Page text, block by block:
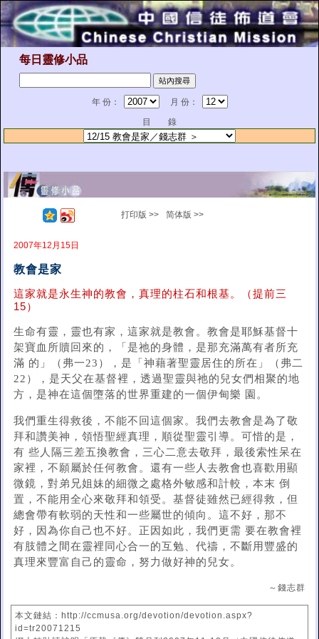
每日靈修小品
年 份：
月 份：
目 錄
打印版 >> 简体版 >>
2007年12月15日
教會是家
這家就是永生神的教會，真理的柱石和根基。（提前三
15）
生命有靈，靈也有家，這家就是教會。教會是耶穌基督十
架寶血所贖回來的，「是祂的身體，是那充滿萬有者所充
滿 的」（弗一23），是「神藉著聖靈居住的所在」（弗二
22），是天父在基督裡，透過聖靈與祂的兒女們相聚的地
方，是神在這個墮落的世界重建的一個伊甸樂 園。
我們重生得救後，不能不回這個家。我們去教會是為了敬
拜和讚美神，領悟聖經真理，順從聖靈引導。可惜的是，
有 些人隔三差五換教會，三心二意去敬拜，最後索性呆在
家裡，不願屬於任何教會。還有一些人去教會也喜歡用顯
微鏡，對弟兄姐妹的細微之處格外敏感和計較，本末 倒
置，不能用全心來敬拜和領受。基督徒雖然已經得救，但
總會帶有軟弱的天性和一些屬世的傾向。這不好，那不
好，因為你自己也不好。正因如此，我們更需 要在教會裡
有肢體之間在靈裡同心合一的互勉、代禱，不斷用豐盛的
真理來豐富自己的靈命，努力做好神的兒女。
～錢志群
本文鏈結：http://ccmusa.org/devotion/devotion.aspx?
id=tr20071215